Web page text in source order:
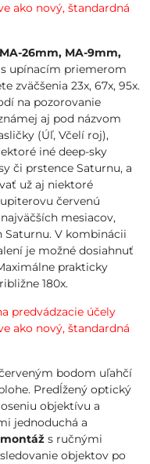
ako nový, štandardná
26mm, MA-9mm,
s upínacím priemerom
zväčšenia 23x, 67x, 95x.
na pozorovanie
aj pod názvom
(Úľ, Včelí roj),
iné deep-sky
či prstence Saturnu, a
už aj niektoré
červenú
mesiacov,
Saturnu. V kombinácii
je možné dosiahnuť
prakticky
180x.
predvádzacie účely
ako nový, štandardná
bodom uľahčí
Predĺžený optický
objektívu a
jednoduchá a
s ručnými
objektov po